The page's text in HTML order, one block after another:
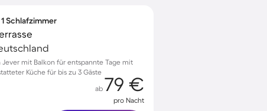
1 Schlafzimmer
mit Balkon für entspannte Tage mit
Küche für bis zu 3 Gäste
ab 79 €
pro Nacht